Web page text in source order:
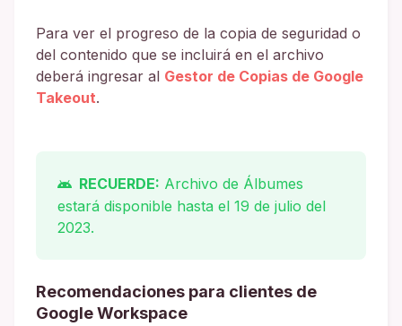
Para ver el progreso de la copia de seguridad o
del contenido que se incluirá en el archivo
deberá ingresar al Gestor de Copias de Google
Takeout.
RECUERDE: Archivo de Álbumes
estará disponible hasta el 19 de julio del
2023.
Recomendaciones para clientes de
Google Workspace